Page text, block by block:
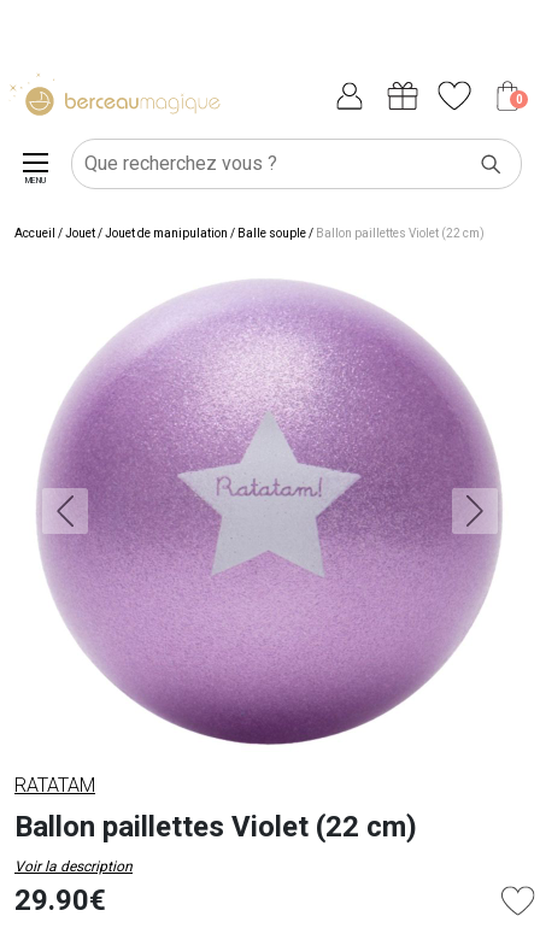
0
MENU
Accueil /Jouet/Jouet de manipulation / Balle souple/ Ballon paillettes Violet (22 cm)
RATATAM
Ballon paillettes Violet (22 cm)
Voir la description
29.90€